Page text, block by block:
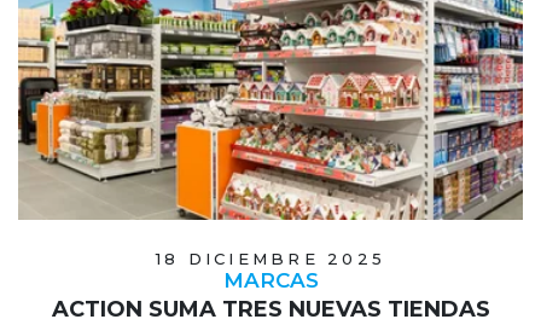
18 DICIEMBRE 2025
MARCAS
ACTION SUMA TRES NUEVAS TIENDAS